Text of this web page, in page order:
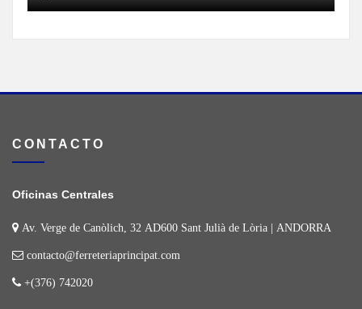
CONTACTO
Oficinas Centrales
Av. Verge de Canòlich, 32 AD600 Sant Julià de Lòria | ANDORRA
contacto@ferreteriaprincipat.com
+(376) 742020